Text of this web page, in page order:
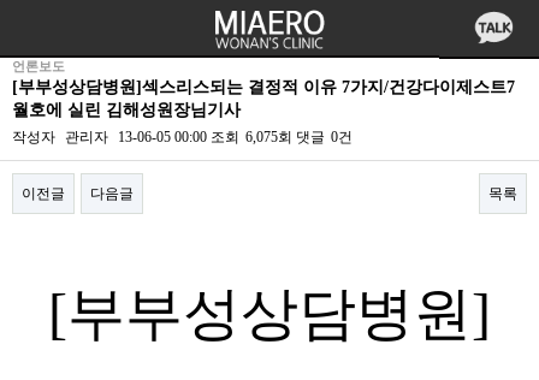
언론보도
[부부성상담병원]섹스리스되는 결정적 이유 7가지/건강다이제스트7
월호에 실린 김해성원장님기사
작성자 관리자 13-06-05 00:00 조회 6,075회 댓글 0건
이전글 다음글 목록
[부부성상담병원]